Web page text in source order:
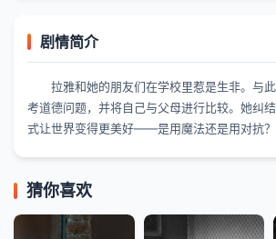
剧情简介
拉雅和她的朋友们在学校里惹是生非。与
考道德问题，并将自己与父母进行比较。她纠
式让世界变得更美好——是用魔法还是用对抗？
猜你喜欢